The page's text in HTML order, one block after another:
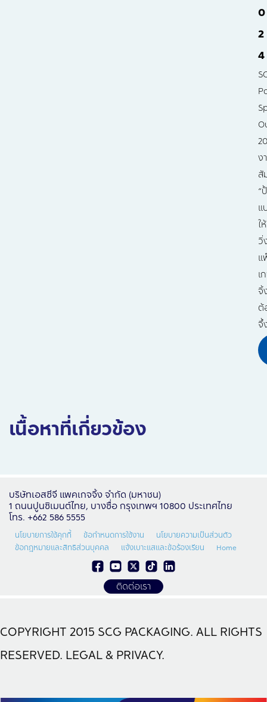
0
2
4
ง
สั
“
แ
ให้
วิ่
แ
เ
จิ้
ต้
จึ้
เนื้อหาที่เกี่ยวข้อง
บริษัทเอสซีจี แพคเกจจิ้ง จำกัด (มหาชน)
1 ถนนปูนซิเมนต์ไทย, บางซื่อ กรุงเทพฯ 10800 ประเทศไทย
โทร. +662 586 5555
นโยบายการใช้คุกกี้ ข้อกำหนดการใช้งาน
นโยบายความเป็นส่วนตัว
ข้อกฎหมายและสิทธิส่วนบุคคล
แจ้งเบาะแสและข้อร้องเรียน Home
ติดต่อเรา
COPYRIGHT 2015 SCG PACKAGING. ALL RIGHTS
RESERVED. LEGAL & PRIVACY.